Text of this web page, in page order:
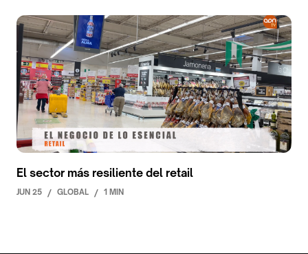
El sector más resiliente del retail
JUN 25 / GLOBAL / 1 MIN